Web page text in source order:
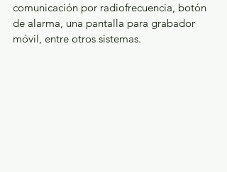
comunicación por radiofrecuencia, botón
de alarma, una pantalla para grabador
móvil, entre otros sistemas.